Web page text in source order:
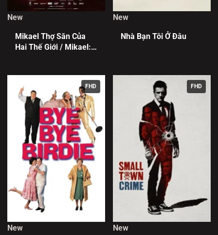
New
Mikael Thợ Săn Của
Hai Thế Giới / Mikael:
New
Nhà Bạn Tôi Ở Đâu
FHD
New
FHD
New